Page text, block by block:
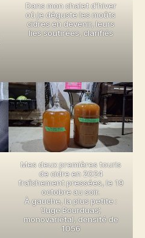
Dans mon chalet d’hiver
où je déguste les moûts
cidres en devenir, leurs
lies soutirées, clarifiés
Mes deux premières touris
de cidre en 2024
fraîchement pressées, le 19
octobre au soir.
À gauche, la plus petite :
‘Juge Bourduas’,
monovariétal, densité de
1056